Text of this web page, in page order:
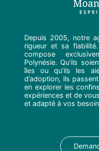
Depuis 2005, notre
rigueur et sa
compose
Polynésie. Qu’ils
îles ou qu’ils les
d’adoption, ils
en explorer les
expériences et de
et adapté à vos